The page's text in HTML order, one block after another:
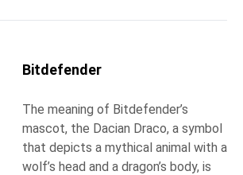
Bitdefender
The meaning of Bitdefender’s
mascot, the Dacian Draco, a symbol
that depicts a mythical animal with a
wolf’s head and a dragon’s body, is